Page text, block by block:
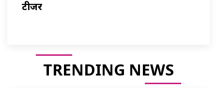
टीजर
TRENDING NEWS